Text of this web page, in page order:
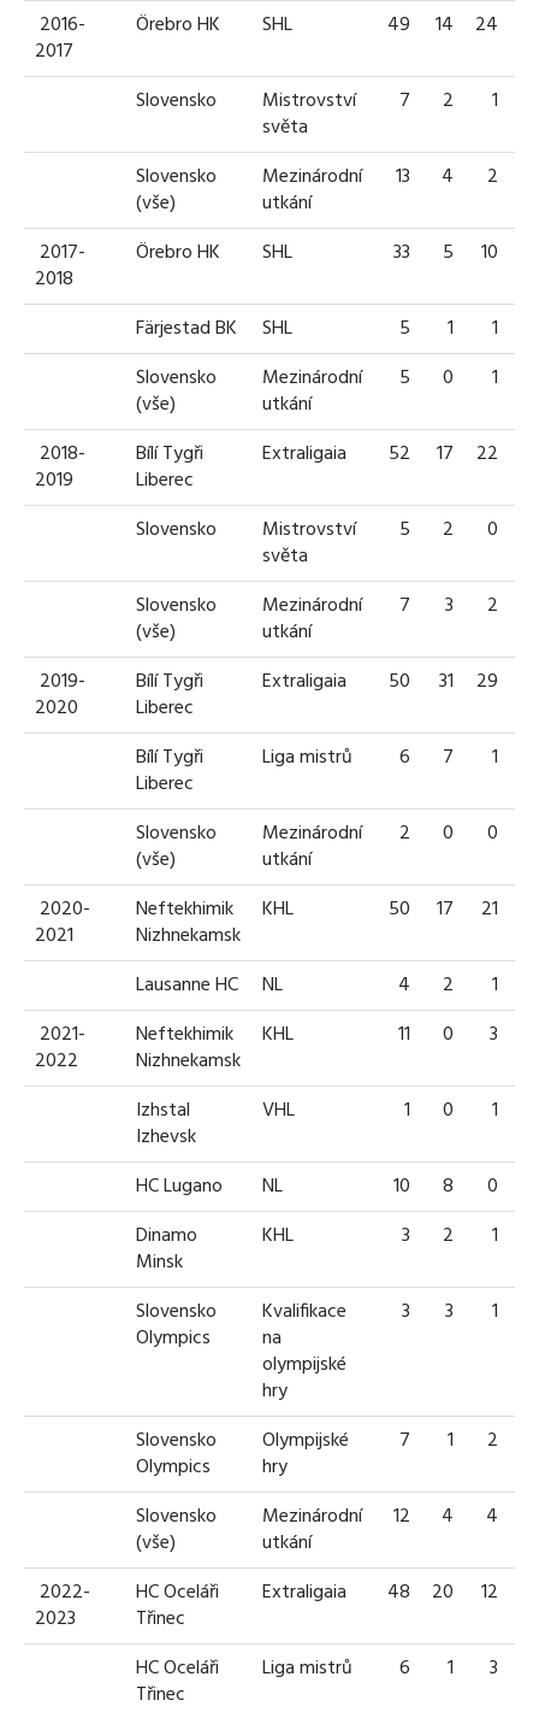
2016-
2017
Örebro HK SHL 49 14 24
Slovensko
Mistrovství
světa
7 2 1
Slovensko
(vše)
Mezinárodní
utkání
13 4 2
2017-
2018
Örebro HK SHL 33 5 10
Färjestad BK SHL 5 1 1
Slovensko
(vše)
Mezinárodní
utkání
5 0 1
2018-
2019
Bílí Tygři
Liberec
Extraligaia 52 17 22
Slovensko
Mistrovství
světa
5 2 0
Slovensko
(vše)
Mezinárodní
utkání
7 3 2
2019-
2020
Bílí Tygři
Liberec
Extraligaia 50 31 29
Bílí Tygři
Liberec
Liga mistrů 6 7 1
Slovensko
(vše)
Mezinárodní
utkání
2 0 0
2020-
2021
Neftekhimik
Nizhnekamsk
KHL 50 17 21
Lausanne HC NL 4 2 1
2021-
2022
Neftekhimik
Nizhnekamsk
KHL 11 0 3
Izhstal
Izhevsk
VHL 1 0 1
HC Lugano NL 10 8 0
Dinamo
Minsk
KHL 3 2 1
Slovensko
Olympics
Kvalifikace
na
olympijské
hry
3 3 1
Slovensko
Olympics
Olympijské
hry
7 1 2
Slovensko
(vše)
Mezinárodní
utkání
12 4 4
2022-
2023
HC Oceláři
Třinec
Extraligaia 48 20 12
HC Oceláři
Třinec
Liga mistrů 6 1 3